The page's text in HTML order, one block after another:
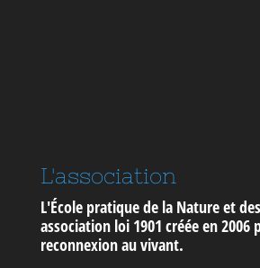
L'association
L'École pratique de la Nature et
association loi 1901 créée en 2006
reconnexion au vivant.